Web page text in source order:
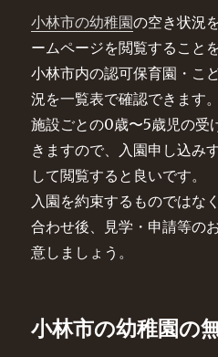
小林市の幼稚園の空き状況
ームページを閲覧すること
小林市内の認可保育園・こ
況を一覧表で確認できます。
施設ごとの0歳〜5歳児の受
きますので、入園申し込み
して閲覧すると良いです。
入園を約束するものではな
合わせ後、見学・申請等の
意しましょう。
小林市の幼稚園の